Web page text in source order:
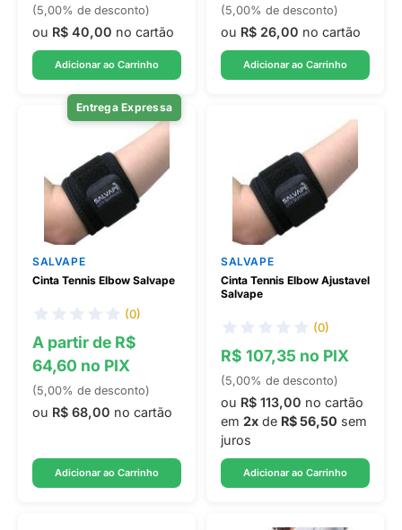
(5,00% de desconto)
ou R$ 40,00 no cartão
Adicionar ao Carrinho
(5,00% de desconto)
ou R$ 26,00 no cartão
Adicionar ao Carrinho
Entrega Expressa
SALVAPE
Cinta Tennis Elbow Salvape
(0)
A partir de R$
64,60 no PIX
(5,00% de desconto)
ou R$ 68,00 no cartão
Adicionar ao Carrinho
SALVAPE
Cinta Tennis Elbow Ajustavel
Salvape
(0)
R$ 107,35 no PIX
(5,00% de desconto)
ou R$ 113,00 no cartão
em 2x de R$ 56,50 sem
juros
Adicionar ao Carrinho